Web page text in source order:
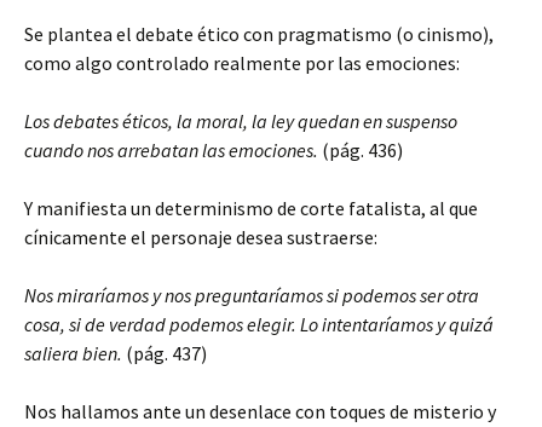
Se plantea el debate ético con pragmatismo (o cinismo),
como algo controlado realmente por las emociones:
Los debates éticos, la moral, la ley quedan en suspenso
cuando nos arrebatan las emociones. (pág. 436)
Y manifiesta un determinismo de corte fatalista, al que
cínicamente el personaje desea sustraerse:
Nos miraríamos y nos preguntaríamos si podemos ser otra
cosa, si de verdad podemos elegir. Lo intentaríamos y quizá
saliera bien. (pág. 437)
Nos hallamos ante un desenlace con toques de misterio y